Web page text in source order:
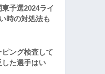
予選2024ライ
時の対処法も
ング検査して
た選手はい